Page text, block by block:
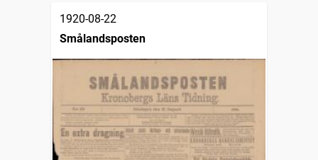
1920-08-22
Smålandsposten